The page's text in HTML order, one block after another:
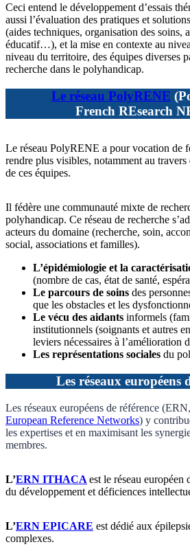
Ceci entend le développement d’essais
aussi l’évaluation des pratiques et
(aides techniques, organisation des soins,
éducatif…), et la mise en contexte au
niveau du territoire, des équipes diverses
recherche dans le polyhandicap.
Le réseau PolyRENE
French REsearch
Le réseau PolyRENE a pour vocation de
rendre plus visibles, notamment au
de ces équipes.
Il fédère une communauté mixte de
polyhandicap. Ce réseau de recherche
acteurs du domaine (recherche, soin,
social, associations et familles).
L’épidémiologie et la
(nombre de cas, état de santé,
Le parcours de soins des
que les obstacles et les
Le vécu des aidants informels
institutionnels (soignants et autres
leviers nécessaires à l’amélioration
Les représentations sociales du
Les réseaux européens
Les réseaux européens de référence (ERN,
European Reference Networks) y
les expertises et en maximisant les
membres.
L’ERN ITHACA est le réseau européen
du développement et déficiences
L’ERN EPICARE est dédié aux
complexes.